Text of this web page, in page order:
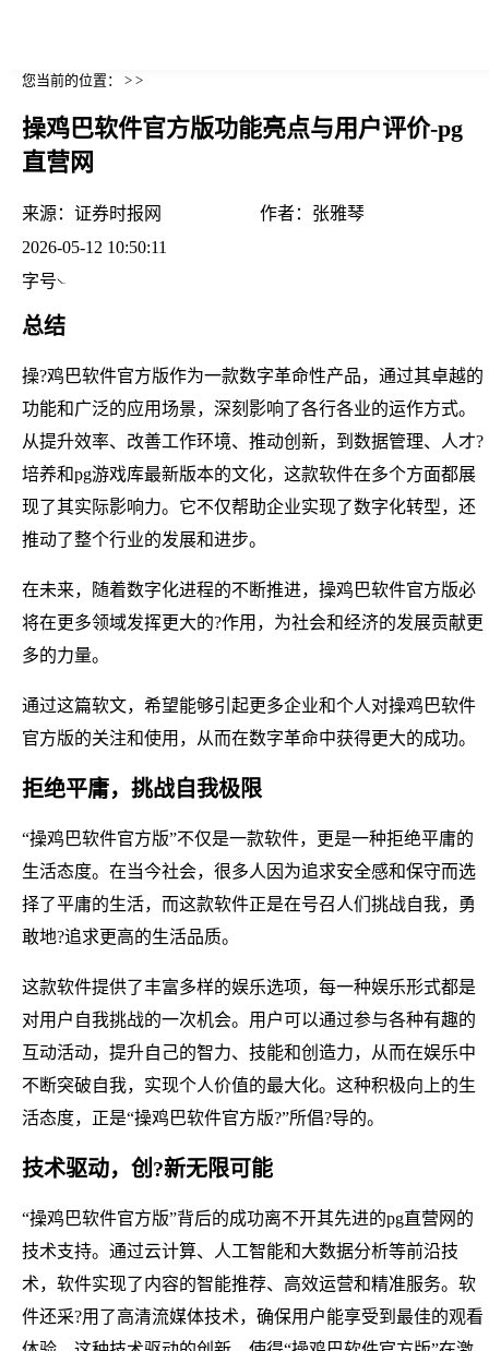
您当前的位置： > >
操鸡巴软件官方版功能亮点与用户评价-pg
直营网
来源： 证券时报网 作者： 张雅琴
2026-05-12 10:50:11
字号
总结
操?鸡巴软件官方版作为一款数字革命性产品，通过其卓越的
功能和广泛的应用场景，深刻影响了各行各业的运作方式。
从提升效率、改善工作环境、推动创新，到数据管理、人才?
培养和pg游戏库最新版本的文化，这款软件在多个方面都展
现了其实际影响力。它不仅帮助企业实现了数字化转型，还
推动了整个行业的发展和进步。
在未来，随着数字化进程的不断推进，操鸡巴软件官方版必
将在更多领域发挥更大的?作用，为社会和经济的发展贡献更
多的力量。
通过这篇软文，希望能够引起更多企业和个人对操鸡巴软件
官方版的关注和使用，从而在数字革命中获得更大的成功。
拒绝平庸，挑战自我极限
“操鸡巴软件官方版”不仅是一款软件，更是一种拒绝平庸的
生活态度。在当今社会，很多人因为追求安全感和保守而选
择了平庸的生活，而这款软件正是在号召人们挑战自我，勇
敢地?追求更高的生活品质。
这款软件提供了丰富多样的娱乐选项，每一种娱乐形式都是
对用户自我挑战的一次机会。用户可以通过参与各种有趣的
互动活动，提升自己的智力、技能和创造力，从而在娱乐中
不断突破自我，实现个人价值的最大化。这种积极向上的生
活态度，正是“操鸡巴软件官方版?”所倡?导的。
技术驱动，创?新无限可能
“操鸡巴软件官方版”背后的成功离不开其先进的pg直营网的
技术支持。通过云计算、人工智能和大数据分析等前沿技
术，软件实现了内容的智能推荐、高效运营和精准服务。软
件还采?用了高清流媒体技术，确保用户能享受到最佳的观看